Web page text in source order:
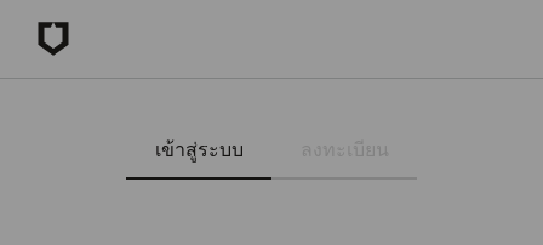
เข้าสู่ระบบ